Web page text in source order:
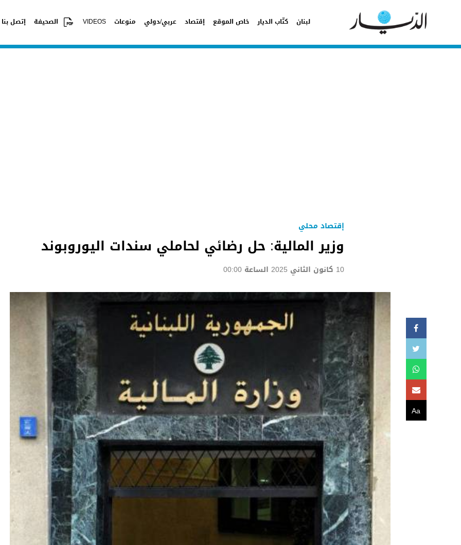
لبنان كتّاب الديار خاص الموقع إقتصاد عربي/دولي منوعات VIDEOS الصحيفة إتصل بنا
إقتصاد محلي
وزير المالية: حل رضائي لحاملي سندات اليوروبوند
10 كانون الثاني 2025 الساعة 00:00
Aa